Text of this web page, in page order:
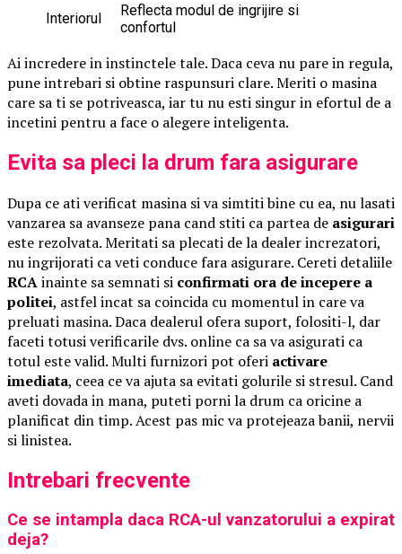
Interiorul
Reflecta modul de ingrijire si
confortul
Ai incredere in instinctele tale. Daca ceva nu pare in regula,
pune intrebari si obtine raspunsuri clare. Meriti o masina
care sa ti se potriveasca, iar tu nu esti singur in efortul de a
incetini pentru a face o alegere inteligenta.
Evita sa pleci la drum fara asigurare
Dupa ce ati verificat masina si va simtiti bine cu ea, nu lasati
vanzarea sa avanseze pana cand stiti ca partea de asigurari
este rezolvata. Meritati sa plecati de la dealer increzatori,
nu ingrijorati ca veti conduce fara asigurare. Cereti detaliile
RCAinainte sa semnati si confirmati ora de incepere a
politei, astfel incat sa coincida cu momentul in care va
preluati masina. Daca dealerul ofera suport, folositi-l, dar
faceti totusi verificarile dvs. online ca sa va asigurati ca
totul este valid. Multi furnizori pot oferi activare
imediata, ceea ce va ajuta sa evitati golurile si stresul. Cand
aveti dovada in mana, puteti porni la drum ca oricine a
planificat din timp. Acest pas mic va protejeaza banii, nervii
si linistea.
Intrebari frecvente
Ce se intampla daca RCA-ul vanzatorului a expirat
deja?